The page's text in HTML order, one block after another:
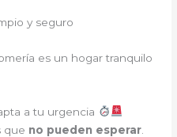
y seguro
es un hogar tranquilo
a tu urgencia
que no pueden esperar